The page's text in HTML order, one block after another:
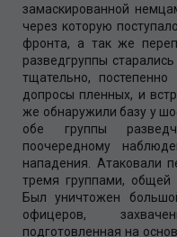
замаскированной
через которую
фронта, а так же
разведгруппы
тщательно,
допросы пленных, и
же обнаружили базу у
обе группы
поочередному
нападения. Атаковали
тремя группами, общей
Был уничтожен
офицеров,
подготовленная на